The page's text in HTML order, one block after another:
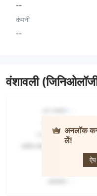
--
कंपनी
--
वंशावली
अनलॉक
लें!